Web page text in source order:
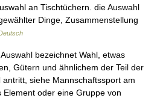
an Tischtüchern. die Auswahl
Dinge, Zusammenstellung
bezeichnet Wahl, etwas
Gütern und ähnlichem der Teil der
siehe Mannschaftssport am
oder eine Gruppe von